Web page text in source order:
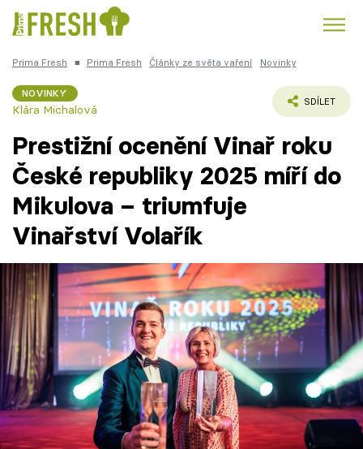
Česká kuchyně
Témata
Recepty
Články
TV Program
Škola vaření
Recepty z TV
Prima Fresh ■ Prima Fresh Články ze světa vaření Novinky
NOVINKY
Klára Michalová
SDÍLET
Prestižní ocenění Vinař roku
České republiky 2025 míří do
Mikulova – triumfuje
Vinařství Volařík